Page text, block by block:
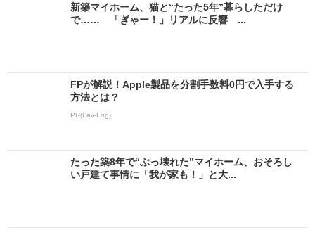
新築マイホーム、猫と“たった5年”暮らしただけ
で…… 「ぎゃー！」リアルに反響 ...
FPが解説！Apple製品を分割手数料0円で入手する
方法とは？
PR(Fav-Log)
たった築8年で“ぶっ壊れた”マイホーム、おそろし
い戸建て事情に「我が家も！」と大...